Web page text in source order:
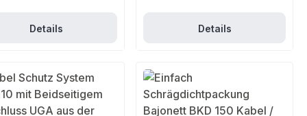
Details Details